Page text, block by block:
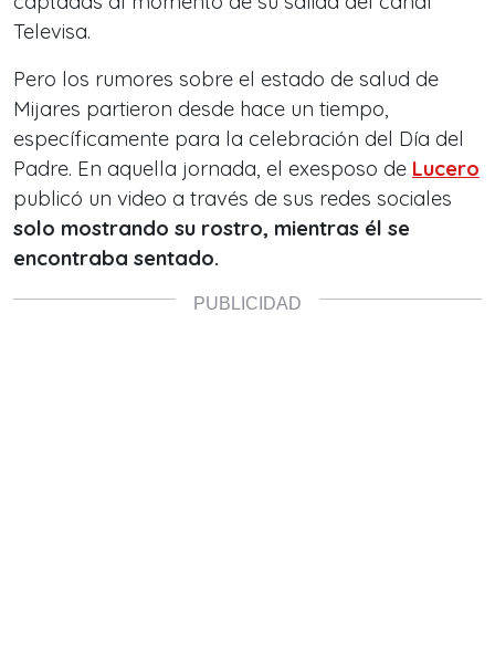
Televisa.
Pero los rumores sobre el estado de salud de
Mijares partieron desde hace un tiempo,
específicamente para la celebración del Día del
Padre. En aquella jornada, el exesposo de Lucero
publicó un video a través de sus redes sociales
solo mostrando su rostro, mientras él se
encontraba sentado.